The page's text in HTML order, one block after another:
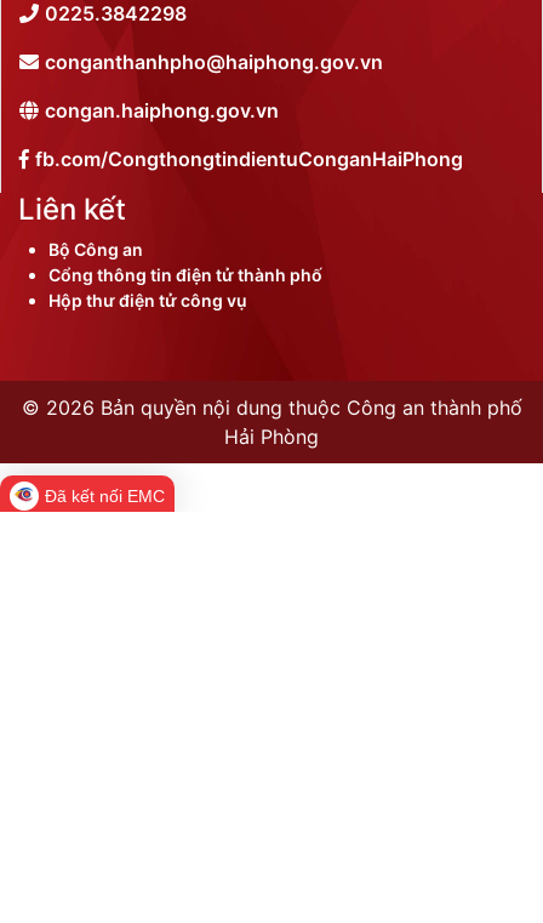
0225.3842298
conganthanhpho@haiphong.gov.vn
congan.haiphong.gov.vn
fb.com/CongthongtindientuConganHaiPhong
Liên kết
Bộ Công an
Cổng thông tin điện tử thành phố
Hộp thư điện tử công vụ
© 2026 Bản quyền nội dung thuộc Công an thành phố
Hải Phòng
Đã kết nối EMC